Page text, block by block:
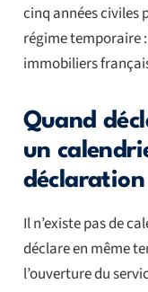
cinq années civiles
régime temporaire
immobiliers
Quand
un
Il n’existe pas de
déclare en même
l’ouverture du